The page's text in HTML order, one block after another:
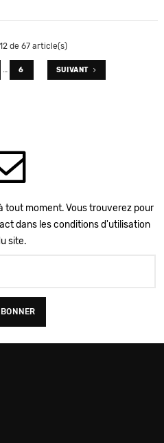
de 67 article(s)
6 SUIVANT
tout moment. Vous trouverez pour
dans les conditions d'utilisation
site.